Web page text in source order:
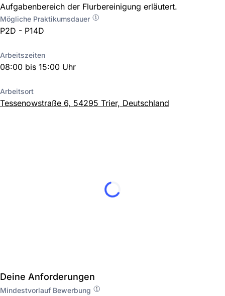
Aufgabenbereich der Flurbereinigung erläutert.
Mögliche Praktikumsdauer
P2D - P14D
Arbeitszeiten
08:00 bis 15:00 Uhr
Arbeitsort
Tessenowstraße 6, 54295 Trier, Deutschland
Deine Anforderungen
Mindestvorlauf Bewerbung